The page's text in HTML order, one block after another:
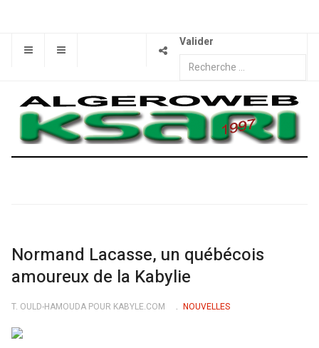
Valider
Normand Lacasse, un québécois
amoureux de la Kabylie
T. OULD-HAMOUDA POUR KABYLE.COM NOUVELLES